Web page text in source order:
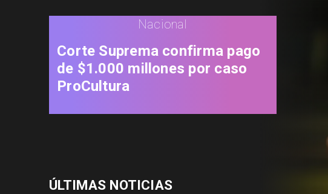
Nacional
Corte Suprema confirma pago
de $1.000 millones por caso
ProCultura
ÚLTIMAS NOTICIAS